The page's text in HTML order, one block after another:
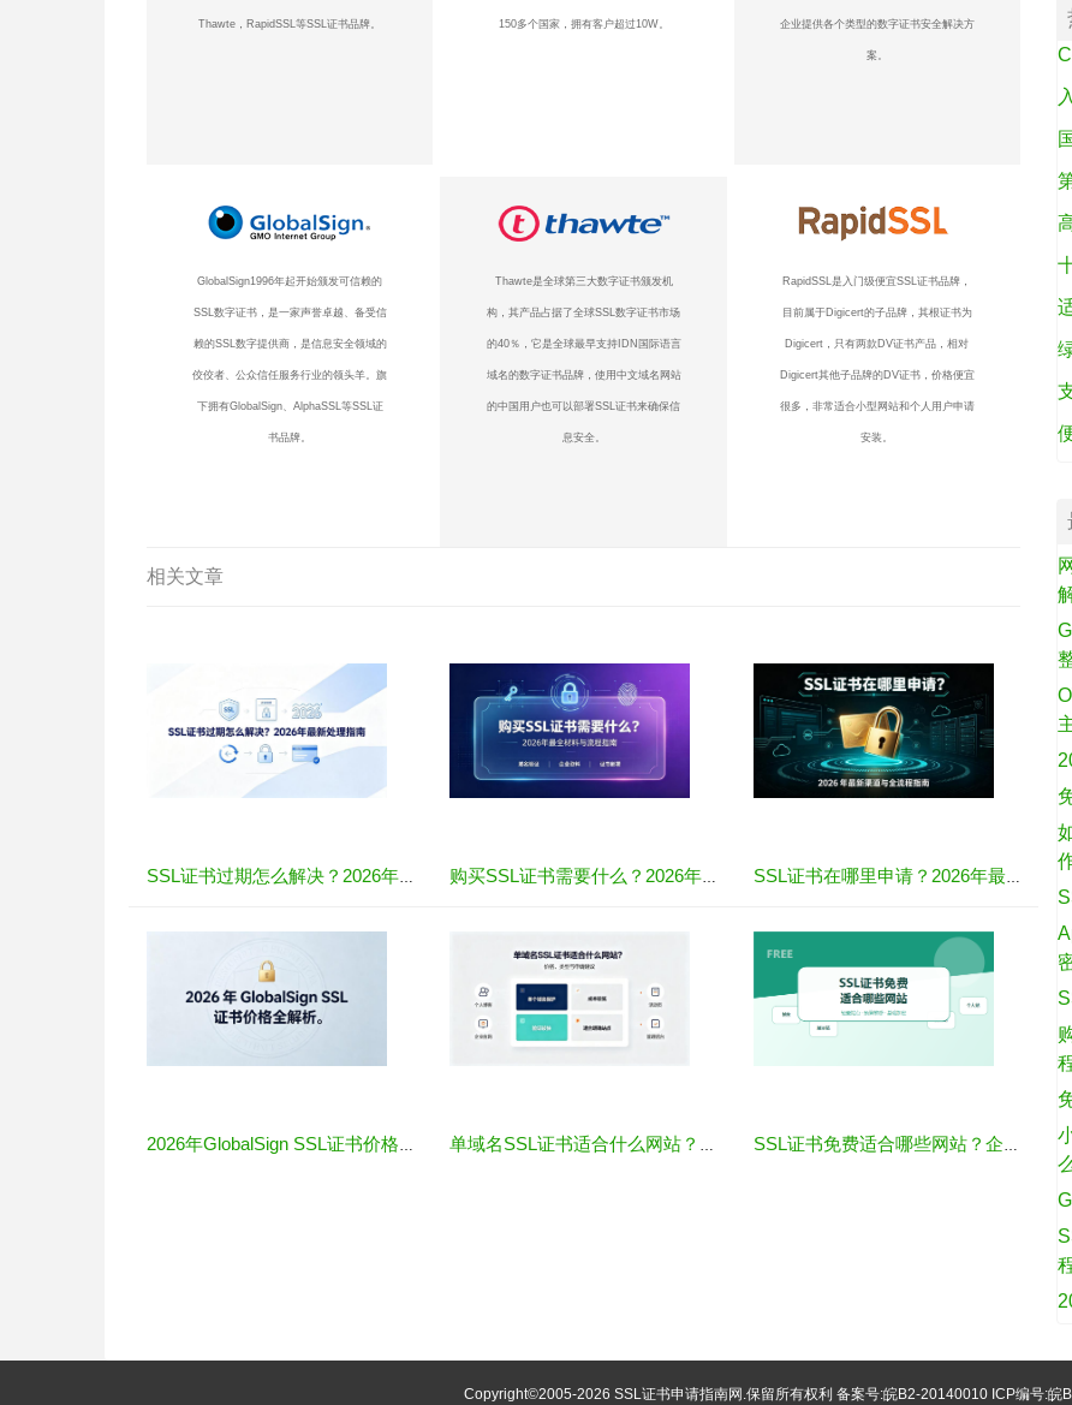
Thawte，RapidSSL等SSL证书品牌。 150多个国家，拥有客户超过10W。 企业提供各个类型的数字证书安全解决方
案。
GlobalSign1996年起开始颁发可信赖的
SSL数字证书，是一家声誉卓越、备受信
赖的SSL数字提供商，是信息安全领域的
佼佼者、公众信任服务行业的领头羊。旗
下拥有GlobalSign、AlphaSSL等SSL证
书品牌。
Thawte是全球第三大数字证书颁发机
构，其产品占据了全球SSL数字证书市场
的40％，它是全球最早支持IDN国际语言
域名的数字证书品牌，使用中文域名网站
的中国用户也可以部署SSL证书来确保信
息安全。
RapidSSL是入门级便宜SSL证书品牌，
目前属于Digicert的子品牌，其根证书为
Digicert，只有两款DV证书产品，相对
Digicert其他子品牌的DV证书，价格便宜
很多，非常适合小型网站和个人用户申请
安装。
相关文章
SSL证书在哪里申请？2026年最新渠道与全流程指南
Copyright©2005-2026 SSL证书申请指南网 .保留所有权利 备案号:皖B2-20140010ICP编号:皖